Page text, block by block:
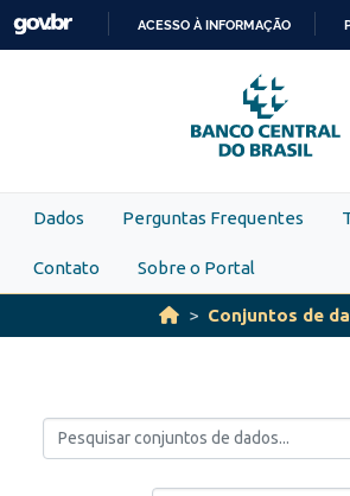
Skip to main content
PARA
O
CONTEÚDO
ACESSO À INFORMAÇÃO
Dados Perguntas Frequentes
Contato Sobre o Portal
Conjuntos de